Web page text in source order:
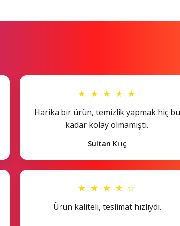
★ ★ ★ ★ ★
Harika bir ürün, temizlik yapmak hiç bu
kadar kolay olmamıştı.
Sultan Kılıç
★ ★ ★ ★ ☆
Ürün kaliteli, teslimat hızlıydı.